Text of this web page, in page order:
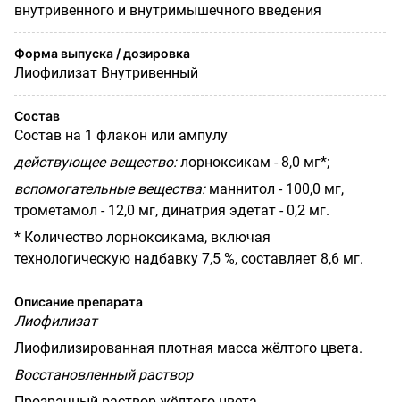
внутривенного и внутримышечного введения
Форма выпуска / дозировка
Лиофилизат Внутривенный
Состав
Состав на 1 флакон или ампулу
действующее вещество:лорноксикам - 8,0 мг*;
вспомогательные вещества:маннитол - 100,0 мг,
трометамол - 12,0 мг, динатрия эдетат - 0,2 мг.
* Количество лорноксикама, включая
технологическую надбавку 7,5 %, составляет 8,6 мг.
Описание препарата
Лиофилизат
Лиофилизированная плотная масса жёлтого цвета.
Восстановленный раствор